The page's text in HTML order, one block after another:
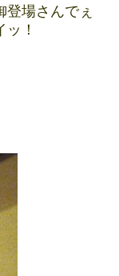
場さんでぇ
！